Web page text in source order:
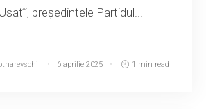
președintele Partidul...
6 aprilie 2025 1 min read